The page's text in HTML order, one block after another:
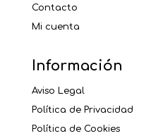
Contacto
Mi cuenta
Información
Aviso Legal
Política de Privacidad
Política de Cookies